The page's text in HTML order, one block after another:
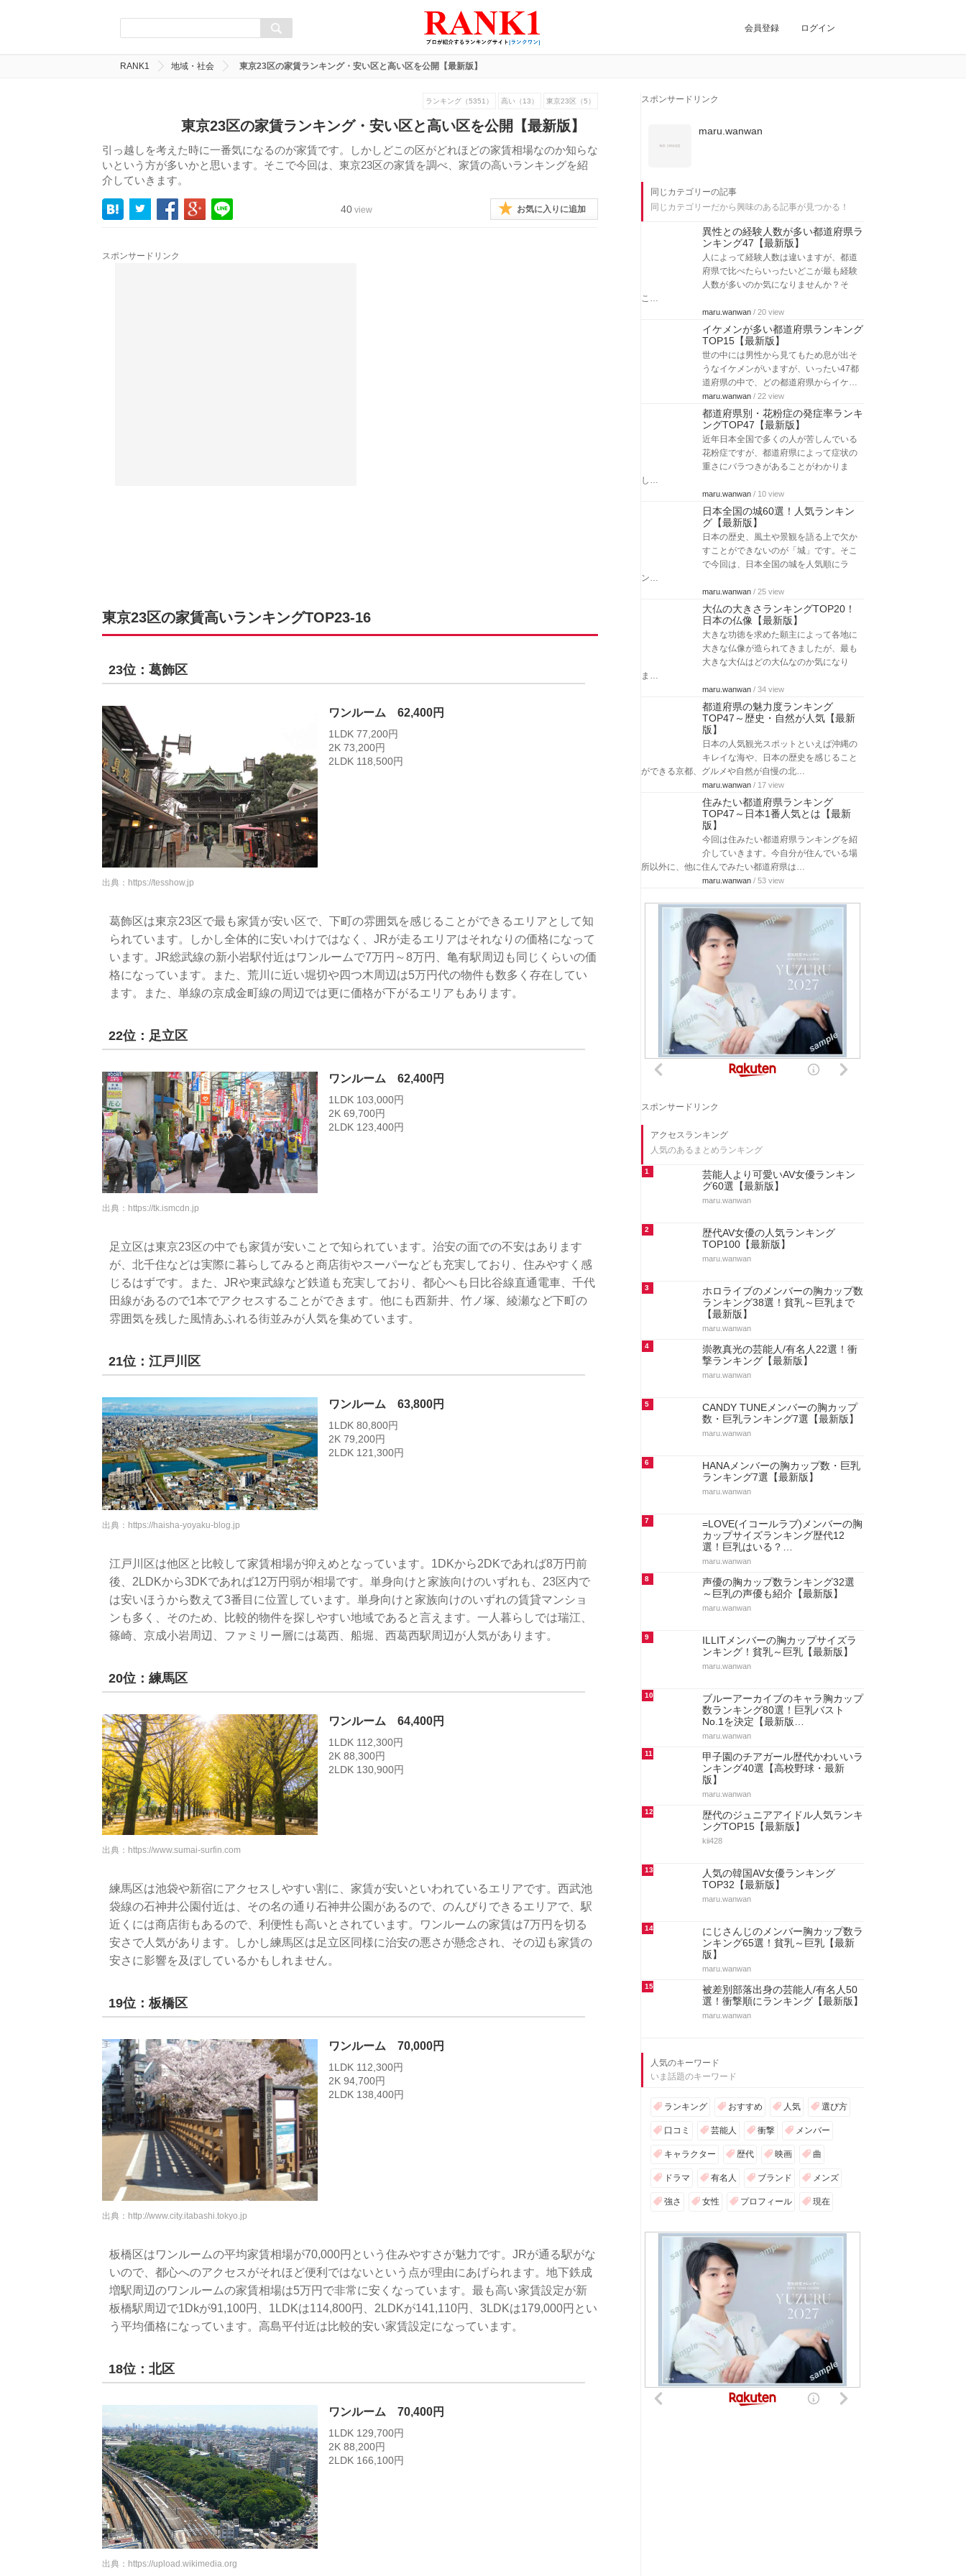
会員登録 ログイン
RANK1 地域・社会 東京23区の家賃ランキング・安い区と高い区を公開【最新版】
ランキング（5351） 高い（13） 東京23区（5）
東京23区の家賃ランキング・安い区と高い区を公開【最新版】
引っ越しを考えた時に一番気になるのが家賃です。しかしどこの区がどれほどの家賃相場なのか知らな
いという方が多いかと思います。そこで今回は、東京23区の家賃を調べ、家賃の高いランキングを紹
介していきます。
40 view お気に入りに追加
スポンサードリンク
東京23区の家賃高いランキングTOP23-16
23位：葛飾区
ワンルーム 62,400円
1LDK 77,200円
2K 73,200円
2LDK 118,500円
出典： https://tesshow.jp
葛飾区は東京23区で最も家賃が安い区で、下町の雰囲気を感じることができるエリアとして知
られています。しかし全体的に安いわけではなく、JRが走るエリアはそれなりの価格になって
います。JR総武線の新小岩駅付近はワンルームで7万円～8万円、亀有駅周辺も同じくらいの価
格になっています。また、荒川に近い堀切や四つ木周辺は5万円代の物件も数多く存在してい
ます。また、単線の京成金町線の周辺では更に価格が下がるエリアもあります。
22位：足立区
ワンルーム 62,400円
1LDK 103,000円
2K 69,700円
2LDK 123,400円
出典： https://tk.ismcdn.jp
足立区は東京23区の中でも家賃が安いことで知られています。治安の面での不安はあります
が、北千住などは実際に暮らしてみると商店街やスーパーなども充実しており、住みやすく感
じるはずです。また、JRや東武線など鉄道も充実しており、都心へも日比谷線直通電車、千代
田線があるので1本でアクセスすることができます。他にも西新井、竹ノ塚、綾瀬など下町の
雰囲気を残した風情あふれる街並みが人気を集めています。
21位：江戸川区
ワンルーム 63,800円
1LDK 80,800円
2K 79,200円
2LDK 121,300円
出典： https://haisha-yoyaku-blog.jp
江戸川区は他区と比較して家賃相場が抑えめとなっています。1DKから2DKであれば8万円前
後、2LDKから3DKであれば12万円弱が相場です。単身向けと家族向けのいずれも、23区内で
は安いほうから数えて3番目に位置しています。単身向けと家族向けのいずれの賃貸マンショ
ンも多く、そのため、比較的物件を探しやすい地域であると言えます。一人暮らしでは瑞江、
篠崎、京成小岩周辺、ファミリー層には葛西、船堀、西葛西駅周辺が人気があります。
20位：練馬区
ワンルーム 64,400円
1LDK 112,300円
2K 88,300円
2LDK 130,900円
出典： https://www.sumai-surfin.com
練馬区は池袋や新宿にアクセスしやすい割に、家賃が安いといわれているエリアです。西武池
袋線の石神井公園付近は、その名の通り石神井公園があるので、のんびりできるエリアで、駅
近くには商店街もあるので、利便性も高いとされています。ワンルームの家賃は7万円を切る
安さで人気があります。しかし練馬区は足立区同様に治安の悪さが懸念され、その辺も家賃の
安さに影響を及ぼしているかもしれません。
19位：板橋区
ワンルーム 70,000円
1LDK 112,300円
2K 94,700円
2LDK 138,400円
出典： http://www.city.itabashi.tokyo.jp
板橋区はワンルームの平均家賃相場が70,000円という住みやすさが魅力です。JRが通る駅がな
いので、都心へのアクセスがそれほど便利ではないという点が理由にあげられます。地下鉄成
増駅周辺のワンルームの家賃相場は5万円で非常に安くなっています。最も高い家賃設定が新
板橋駅周辺で1Dkが91,100円、1LDKは114,800円、2LDKが141,110円、3LDKは179,000円とい
う平均価格になっています。高島平付近は比較的安い家賃設定になっています。
18位：北区
ワンルーム 70,400円
1LDK 129,700円
2K 88,200円
2LDK 166,100円
出典： https://upload.wikimedia.org
スポンサードリンク
maru.wanwan
同じカテゴリーの記事
同じカテゴリーだから興味のある記事が見つかる！
異性との経験人数が多い都道府県ラ
ンキング47【最新版】
人によって経験人数は違いますが、都道
府県で比べたらいったいどこが最も経験
人数が多いのか気になりませんか？そ
こ…
maru.wanwan / 20 view
イケメンが多い都道府県ランキング
TOP15【最新版】
世の中には男性から見てもため息が出そ
うなイケメンがいますが、いったい47都
道府県の中で、どの都道府県からイケ…
maru.wanwan / 22 view
都道府県別・花粉症の発症率ランキ
ングTOP47【最新版】
近年日本全国で多くの人が苦しんでいる
花粉症ですが、都道府県によって症状の
重さにバラつきがあることがわかりま
し…
maru.wanwan / 10 view
日本全国の城60選！人気ランキン
グ【最新版】
日本の歴史、風土や景観を語る上で欠か
すことができないのが「城」です。そこ
で今回は、日本全国の城を人気順にラ
ン…
maru.wanwan / 25 view
大仏の大きさランキングTOP20！
日本の仏像【最新版】
大きな功徳を求めた願主によって各地に
大きな仏像が造られてきましたが、最も
大きな大仏はどの大仏なのか気になり
ま…
maru.wanwan / 34 view
都道府県の魅力度ランキング
TOP47～歴史・自然が人気【最新
版】
日本の人気観光スポットといえば沖縄の
キレイな海や、日本の歴史を感じること
ができる京都、グルメや自然が自慢の北…
maru.wanwan / 17 view
住みたい都道府県ランキング
TOP47～日本1番人気とは【最新
版】
今回は住みたい都道府県ランキングを紹
介していきます。今自分が住んでいる場
所以外に、他に住んでみたい都道府県は…
maru.wanwan / 53 view
スポンサードリンク
アクセスランキング
人気のあるまとめランキング
1
芸能人より可愛いAV女優ランキン
グ60選【最新版】
maru.wanwan
2
歴代AV女優の人気ランキング
TOP100【最新版】
maru.wanwan
3
ホロライブのメンバーの胸カップ数
ランキング38選！貧乳～巨乳まで
【最新版】
maru.wanwan
4
崇教真光の芸能人/有名人22選！衝
撃ランキング【最新版】
maru.wanwan
5
CANDY TUNEメンバーの胸カップ
数・巨乳ランキング7選【最新版】
maru.wanwan
6
HANAメンバーの胸カップ数・巨乳
ランキング7選【最新版】
maru.wanwan
7
=LOVE(イコールラブ)メンバーの胸
カップサイズランキング歴代12
選！巨乳はいる？…
maru.wanwan
8
声優の胸カップ数ランキング32選
～巨乳の声優も紹介【最新版】
maru.wanwan
9
ILLITメンバーの胸カップサイズラ
ンキング！貧乳～巨乳【最新版】
maru.wanwan
10
ブルーアーカイブのキャラ胸カップ
数ランキング80選！巨乳バスト
No.1を決定【最新版…
maru.wanwan
11
甲子園のチアガール歴代かわいいラ
ンキング40選【高校野球・最新
版】
maru.wanwan
12
歴代のジュニアアイドル人気ランキ
ングTOP15【最新版】
kii428
13
人気の韓国AV女優ランキング
TOP32【最新版】
maru.wanwan
14
にじさんじのメンバー胸カップ数ラ
ンキング65選！貧乳～巨乳【最新
版】
maru.wanwan
15
被差別部落出身の芸能人/有名人50
選！衝撃順にランキング【最新版】
maru.wanwan
人気のキーワード
いま話題のキーワード
ランキング おすすめ 人気 選び方
口コミ 芸能人 衝撃 メンバー
キャラクター 歴代 映画 曲
ドラマ 有名人 ブランド メンズ
強さ 女性 プロフィール 現在